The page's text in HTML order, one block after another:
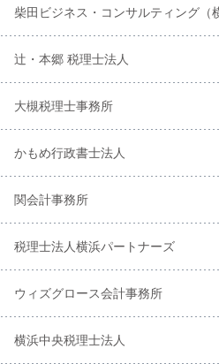
柴田ビジネス・コンサルティング（
辻・本郷 税理士法人
大槻税理士事務所
かもめ行政書士法人
関会計事務所
税理士法人横浜パートナーズ
ウィズグロース会計事務所
横浜中央税理士法人